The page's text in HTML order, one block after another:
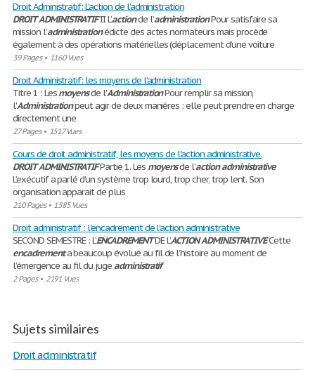
Droit Administratif: L’action de l’administration
DROITADMINISTRATIFII L’actionde l’administrationPour satisfaire sa
mission l’administrationédicte des actes normateurs mais procède
également à des opérations matérielles (déplacement d’une voiture
39 Pages• 1160 Vues
Droit Administratif: les moyens de l'administration
Titre 1 : Lesmoyensde l'AdministrationPour remplir sa mission,
l'Administrationpeut agir de deux manières : elle peut prendre en charge
directement une
27 Pages• 1517 Vues
Cours de droit administratif, les moyens de l'action administrative.
DROITADMINISTRATIFPartie 1. Les moyensde l’actionadministrative
L’exécutif a parlé d’un système trop lourd, trop cher, trop lent. Son
organisation apparait de plus
210 Pages• 1585 Vues
Droit administratif : l'encadrement de l'action administrative
SECOND SEMESTRE : L’ENCADREMENTDE L’ACTIONADMINISTRATIVECette
encadrementa beaucoup évolué au fil de l’histoire au moment de
l’émergence au fil du jugeadministratif
2 Pages• 2191 Vues
Sujets similaires
Droit administratif